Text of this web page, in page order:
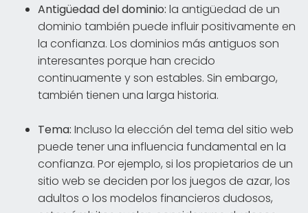
Antigüedad del dominio: la antigüedad de un
dominio también puede influir positivamente en
la confianza. Los dominios más antiguos son
interesantes porque han crecido
continuamente y son estables. Sin embargo,
también tienen una larga historia.
Tema: Incluso la elección del tema del sitio web
puede tener una influencia fundamental en la
confianza. Por ejemplo, si los propietarios de un
sitio web se deciden por los juegos de azar, los
adultos o los modelos financieros dudosos,